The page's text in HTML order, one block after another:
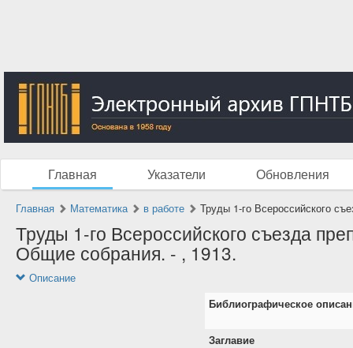
Главная Указатели Обновления
Главная Математика в работе Труды 1-го Всероссийского
Труды 1-го Всероссийского съезда
Общие собрания. - , 1913.
Описание
Библиографическое
Заглавие